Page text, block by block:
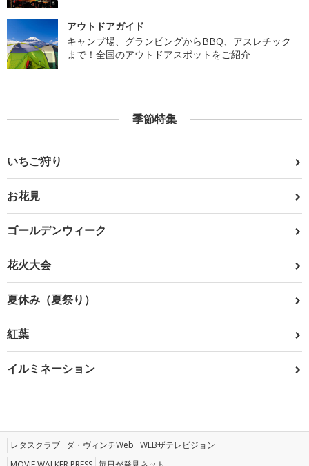
アウトドアガイド
キャンプ場、グランピングからBBQ、アスレチック
まで！全国のアウトドアスポットをご紹介
季節特集
いちご狩り
お花見
ゴールデンウィーク
花火大会
夏休み（夏祭り）
紅葉
イルミネーション
レタスクラブ ダ・ヴィンチWeb WEBザテレビジョン